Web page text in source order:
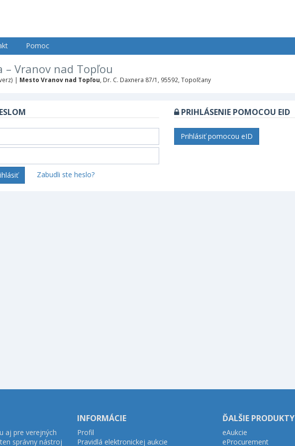
Pomoc
– Vranov nad Topľou
| Mesto Vranov nad Topľou , Dr. C. Daxnera 87/1, 95592, Topoľčany
Zabudli ste heslo?
PRIHLÁSENIE POMOCOU EID
Prihlásiť pomocou eID
aj pre verejných
správny nástroj
INFORMÁCIE
Profil
Pravidlá elektronickej aukcie
ĎALŠIE PRODUKTY
eAukcie
eProcurement